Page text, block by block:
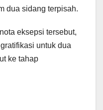
dua sidang terpisah.
eksepsi tersebut,
untuk dua
ke tahap